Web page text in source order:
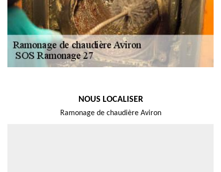
NOUS LOCALISER
Ramonage de chaudière Aviron